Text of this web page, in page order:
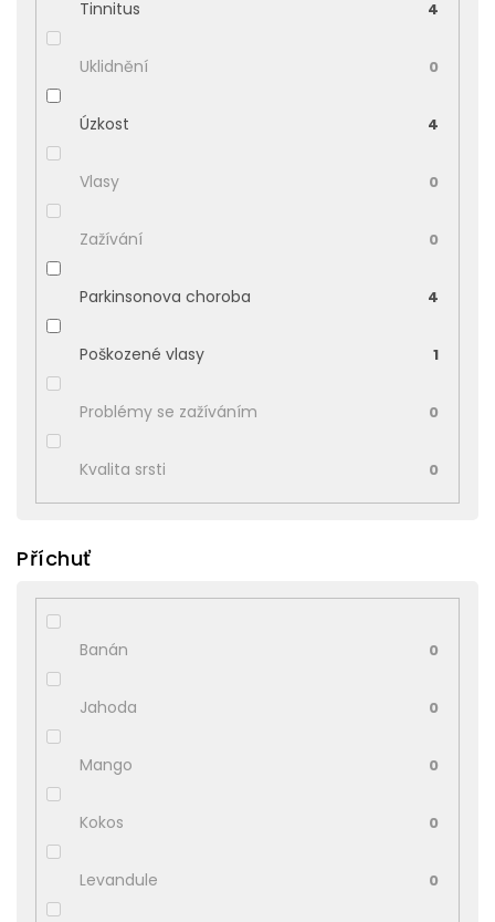
Tinnitus 4
Uklidnění 0
Úzkost 4
Vlasy 0
Zažívání 0
Parkinsonova choroba 4
Poškozené vlasy 1
Problémy se zažíváním 0
Kvalita srsti 0
Příchuť
Banán 0
Jahoda 0
Mango 0
Kokos 0
Levandule 0